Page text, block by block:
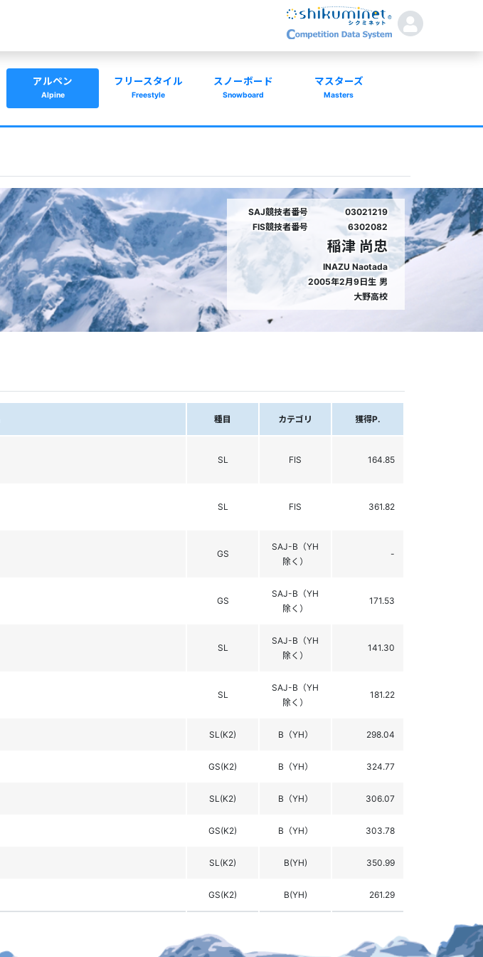
アルペン
Alpine
フリースタイル
Freestyle
スノーボード
Snowboard
マスターズ
Masters
SAJ競技者番号
03021219
FIS競技者番号
6302082
稲津 尚忠
INAZU Naotada
2005年2月9日生 男
大野高校
種目 カテゴリ 獲得P.
SL FIS 164.85
SL FIS 361.82
GS
SAJ-B（YH
除く）
-
GS
SAJ-B（YH
除く）
171.53
SL
SAJ-B（YH
除く）
141.30
SL
SAJ-B（YH
除く）
181.22
SL(K2) B（YH） 298.04
GS(K2) B（YH） 324.77
SL(K2) B（YH） 306.07
GS(K2) B（YH） 303.78
SL(K2) B(YH) 350.99
GS(K2) B(YH) 261.29